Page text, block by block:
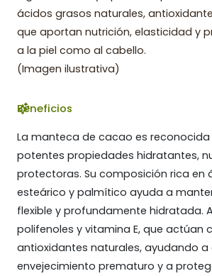
ácidos grasos naturales,
que aportan nutrición, elasticidad y
a la piel como al cabello.
(Imagen ilustrativa)
Beneficios
La manteca de cacao es reconocida
potentes propiedades hidratantes,
protectoras. Su composición rica en
esteárico y palmítico ayuda a
flexible y profundamente hidratada.
polifenoles y vitamina E, que actúan
antioxidantes naturales, ayudando
envejecimiento prematuro y a